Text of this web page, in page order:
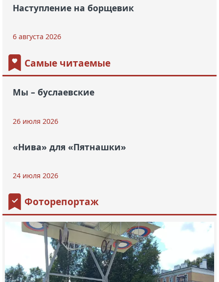
Наступление на борщевик
6 августа 2026
Самые читаемые
Мы – буслаевские
26 июля 2026
«Нива» для «Пятнашки»
24 июля 2026
Фоторепортаж